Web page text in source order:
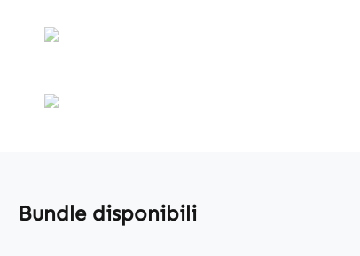
Bundle disponibili